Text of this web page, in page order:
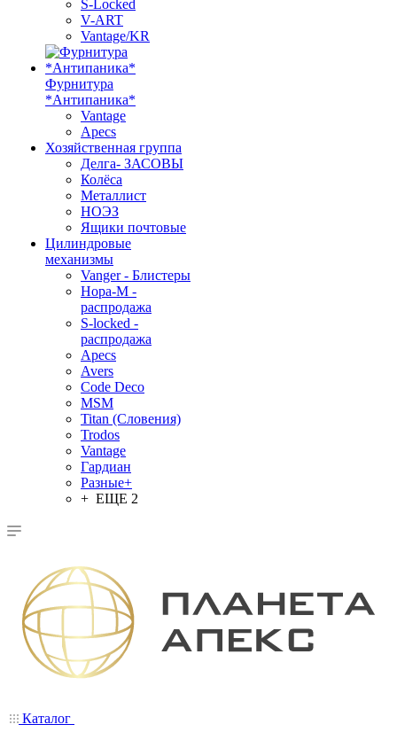
S-Locked
V-ART
Vantage/KR
Фурнитура
*Антипаника*
Vantage
Apecs
Хозяйственная группа
Делга- ЗАСОВЫ
Колёса
Металлист
НОЭЗ
Ящики почтовые
Цилиндровые
механизмы
Vanger - Блистеры
Нора-М -
распродажа
S-locked -
распродажа
Apecs
Avers
Code Deco
MSM
Titan (Словения)
Trodos
Vantage
Гардиан
Разные+
+ ЕЩЕ 2
Каталог